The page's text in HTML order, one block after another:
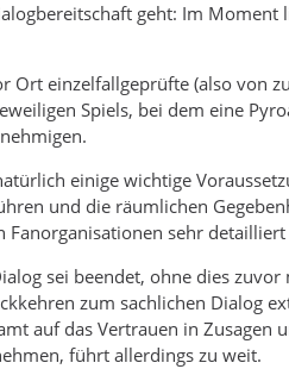
geht: Im Moment
Ort einzelfallgeprüfte (also von
Spiels, bei dem eine
einige wichtige
und die räumlichen
sehr
sei beendet, ohne dies
zum sachlichen Dialog
auf das Vertrauen in Zusagen
führt allerdings zu weit.